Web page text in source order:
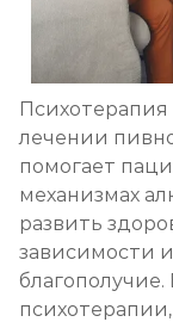
лечении
помогает
механизмах
развить
зависимости